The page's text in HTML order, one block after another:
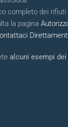
completo dei rifiuti
la pagina
alcuni esempi